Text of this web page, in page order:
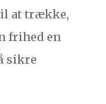
at trække,
frihed en
sikre